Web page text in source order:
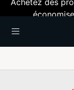
Achetez des